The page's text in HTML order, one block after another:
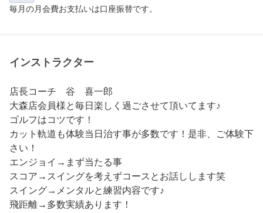
毎月の月会費お支払いは口座振替です。
インストラクター
店長コーチ　谷　喜一郎
大森店会員様と毎日楽しく過ごさせて頂いてます♪
ゴルフはコツです！
カット軌道も体験当日治す事が多数です！是非、ご体験下
さい！
エンジョイ→まず当たる事
スコア→スイングを考えずコースとお話しします笑
スイング→メンタルと練習内容です♪
飛距離→多数実績あります！